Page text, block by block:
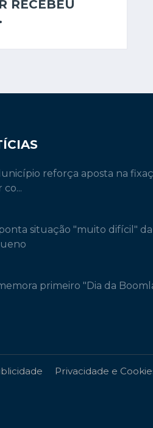
RECEBEU
reforça aposta na
situação "muito difícil" da
primeiro "Dia da
Privacidade e